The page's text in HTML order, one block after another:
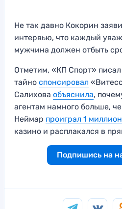
Не так давно Кокорин
интервью, что каждый
мужчина должен отбыть
Отметим, «КП Спорт»
тайно спонсировал
Салихова объяснила,
агентам намного больше,
Неймар проиграл 1
казино и расплакался в
Подпишись на